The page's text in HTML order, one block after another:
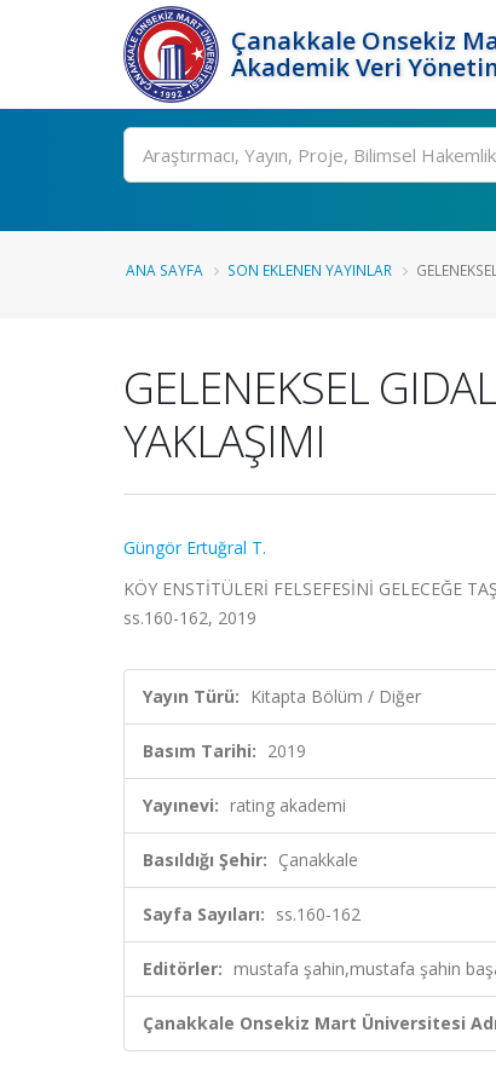
Çanakkale Onsekiz
Akademik Veri
Ara
ANA SAYFA SON EKLENEN YAYINLAR
GELENEKSEL
YAKLAŞIMI
Güngör Ertuğral T.
KÖY ENSTİTÜLERİ FELSEFESİNİ
ss.160-162, 2019
Yayın Türü: Kitapta Bölüm / Diğer
Basım Tarihi: 2019
Yayınevi: rating akademi
Basıldığı Şehir: Çanakkale
Sayfa Sayıları: ss.160-162
Editörler: mustafa şahin,mustafa şahin
Çanakkale Onsekiz Mart Üniversitesi